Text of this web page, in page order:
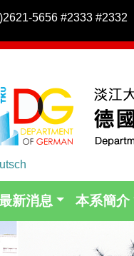
5656 #2333 #2332
新消息 本系簡介